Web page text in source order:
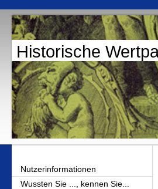
Historische
Nutzerinformationen
Wussten Sie ..., kennen Sie...